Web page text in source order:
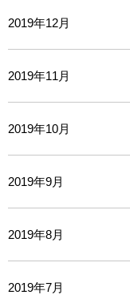
2019年12月
2019年11月
2019年10月
2019年9月
2019年8月
2019年7月